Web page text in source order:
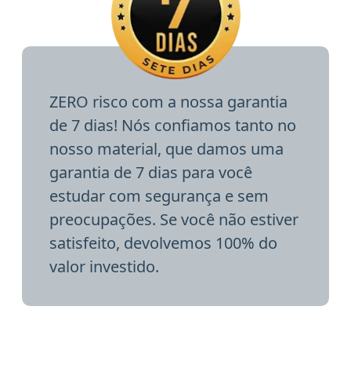
ZERO risco com a nossa garantia
de 7 dias! Nós confiamos tanto no
nosso material, que damos uma
garantia de 7 dias para você
estudar com segurança e sem
preocupações. Se você não estiver
satisfeito, devolvemos 100% do
valor investido.